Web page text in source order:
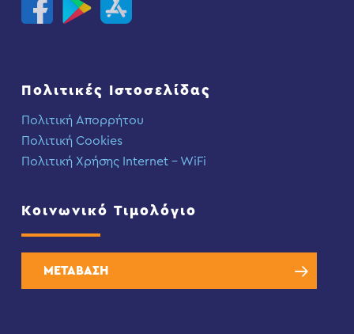
Πολιτικές Ιστοσελίδας
Πολιτική Απορρήτου
Πολιτική Cookies
Πολιτική Χρήσης Internet – WiFi
Κοινωνικό Τιμολόγιο
ΜΕΤΑΒΑΣΗ